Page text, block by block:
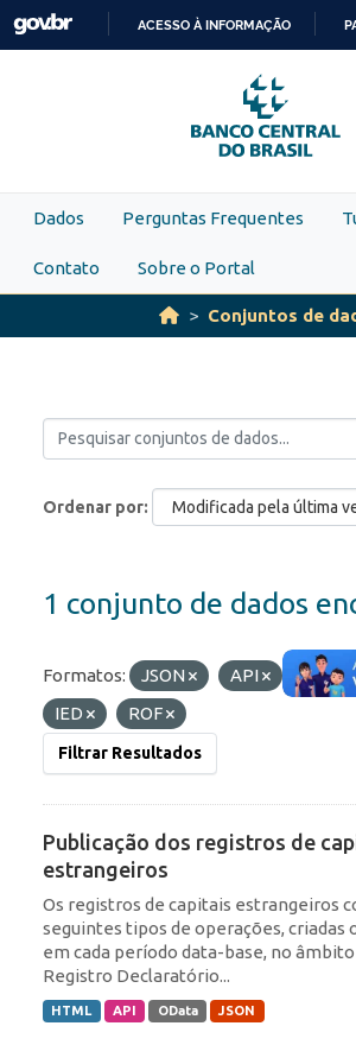
Skip to main content
PARA
O
CONTEÚDO
ACESSO À INFORMAÇÃO
Dados Perguntas Frequentes
Contato Sobre o Portal
Conjuntos de
Ordenar por
1 conjunto de dados
Formatos: JSON API
IED
ROF
Filtrar Resultados
Publicação dos registros de
estrangeiros
Os registros de capitais estrangeiros
seguintes tipos de operações, criadas
em cada período data-base, no
Registro Declaratório...
HTML API OData JSON